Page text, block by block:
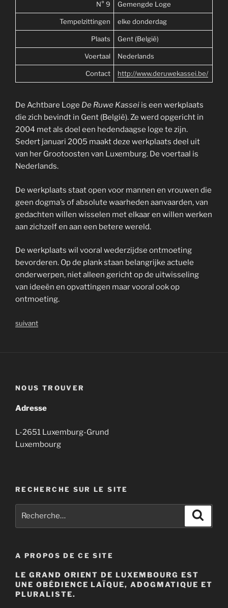
N° 9 Gemengde Loge
Tempelzittingen elke donderdag
Plaats Gent (België)
Voertaal Nederlands
Contact http://www.deruwekassei.be/
De Achtbare Loge De Ruwe Kassei is een werkplaats
die zich bevindt in Gent (België). Ze werd opgericht in
2004 met als doel een hedendaagse loge te zijn.
Sedert januari 2005 maakt deze werkplaats deel uit
van her Grootoosten van Luxemburg. De voertaal is
Nederlands.
De werkplaats staat open voor mannen en vrouwen die
geen dogma’s of absolute waarheden aanvaarden, van
gedachten willen wisselen met elkaar en willen werken
aan zichzelf en aan een betere wereld.
De werkplaats wil vooral wederzijdse ontmoeting
bevorderen. Op de plank staan belangrijke actuele
onderwerpen, niet alleen gericht op de uitwisseling
van ideeën en opvattingen maar vooral ook op
ontmoeting.
suivant
NOUS TROUVER
Adresse
L-2651 Luxemburg-Grund
Luxembourg
RECHERCHE SUR LE SITE
A PROPOS DE CE SITE
LE GRAND ORIENT DE LUXEMBOURG EST
UNE OBÉDIENCE LAÏQUE, ADOGMATIQUE ET
PLURALISTE.